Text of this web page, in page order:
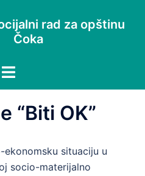
rad za opštinu
Čoka
“Biti OK”
situaciju u
socio-materijalno